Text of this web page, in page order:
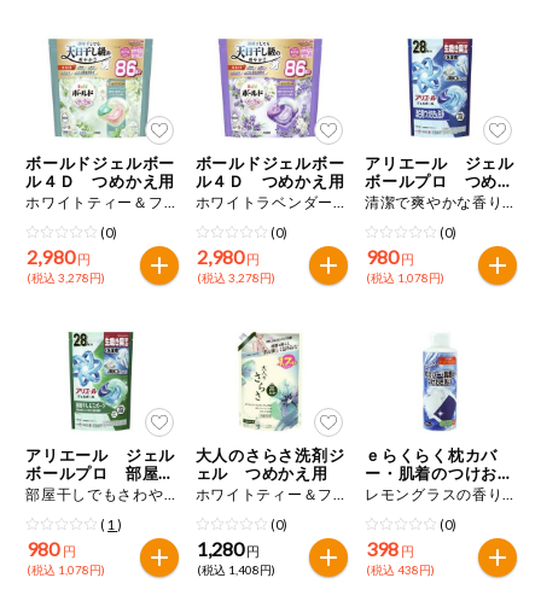
推しコープ
年間登録米
ボールドジェルボー
ル４Ｄ つめかえ用
ホワイトティー＆フローラルの香り ８６個入り
(0)
2,980 円
(税込 3,278円)
ボールドジェルボー
ル４Ｄ つめかえ用
ホワイトラベンダー＆ジャスミンの香り ８６個入り
(0)
2,980 円
(税込 3,278円)
アリエール ジェル
ボールプロ つめか
え用
清潔で爽やかな香り ２８個入り
(0)
980円
(税込 1,078円)
アリエール ジェル
ボールプロ 部屋干
し用 つめかえ用 部屋干しでもさわやかな香り ２８個入り
( 1 )
980 円
(税込 1,078円)
大人のさらさ洗剤ジ
ェル つめかえ用
ホワイトティー＆フローラルの香り １．２６ｋｇ
(0)
1,280 円
(税込 1,408円)
ｅらくらく枕カバ
ー・肌着のつけおき
洗い
レモングラスの香り ２００ｍＬ
(0)
398 円
(税込 438円)